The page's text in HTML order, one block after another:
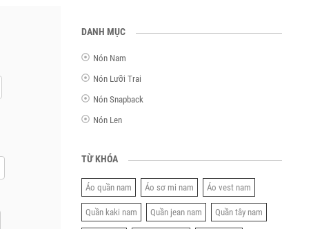
DANH MỤC
Nón Nam
Nón Lưỡi Trai
Nón Snapback
Nón Len
TỪ KHÓA
Áo quần nam Áo sơ mi nam Áo vest nam
Quần kaki nam Quần jean nam Quần tây nam